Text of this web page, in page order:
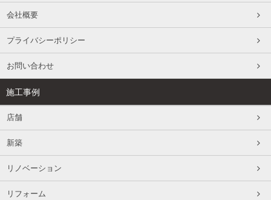
会社概要
プライバシーポリシー
お問い合わせ
施工事例
店舗
新築
リノベーション
リフォーム